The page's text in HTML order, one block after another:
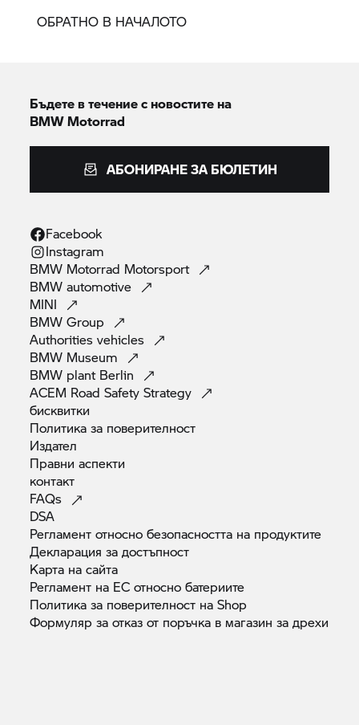
ОБРАТНО В НАЧАЛОТО
Бъдете в течение с новостите на
BMW Motorrad
АБОНИРАНЕ ЗА БЮЛЕТИН
Facebook
Instagram
BMW Motorrad Motorsport
BMWautomotive
MINI
BMWGroup
Authoritiesvehicles
BMW Museum
BMW plant Berlin
ACEM Road SafetyStrategy
бисквитки
Политика за поверителност
Издател
Правниаспекти
контакт
FAQs
DSA
Регламент относно безопасността на продуктите
Декларация задостъпност
Карта насайта
Регламент на ЕС относнобатериите
Политика за поверителност наShop
Формуляр за отказ от поръчка в магазин задрехи